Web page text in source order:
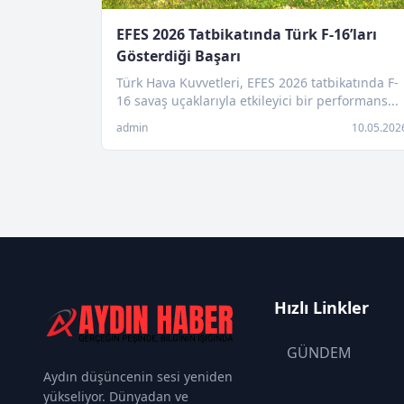
EFES 2026 Tatbikatında Türk F-16’ları
Gösterdiği Başarı
Türk Hava Kuvvetleri, EFES 2026 tatbikatında F-
16 savaş uçaklarıyla etkileyici bir performans...
admin
Aydın düşüncenin sesi yeniden
yükseliyor. Dünyadan ve
Hızlı Linkler
GÜNDEM